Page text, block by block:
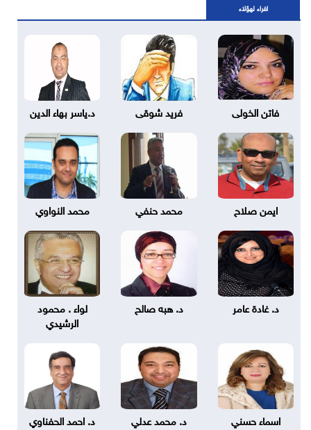
اقراء لهؤلاء
فاتن الخولى فريد شوقى د.ياسر بهاء الدين
ايمن صلاح محمد حنفي محمد النواوي
د. غادة عامر د. هبه صالح
لواء . محمود
الرشيدي
اسماء حسني د. محمد عدلي د. احمد الحفناوي